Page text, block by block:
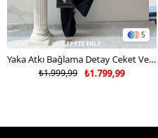
5
SEPETE EKLE
Yaka Atkı Bağlama Detay Ceket Ve Pantolonlu Double Kumaş İkili Takım Siyah 2117
₺1.799,99
₺1.999,99